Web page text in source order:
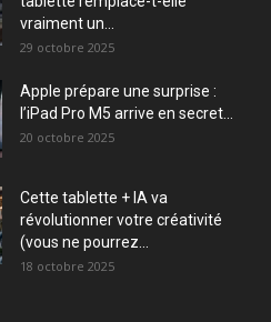
vraiment un...
29 octobre 2025
Apple prépare une surprise :
l’iPad Pro M5 arrive en secret...
20 octobre 2025
Cette tablette + IA va
révolutionner votre créativité
(vous ne pourrez...
18 octobre 2025